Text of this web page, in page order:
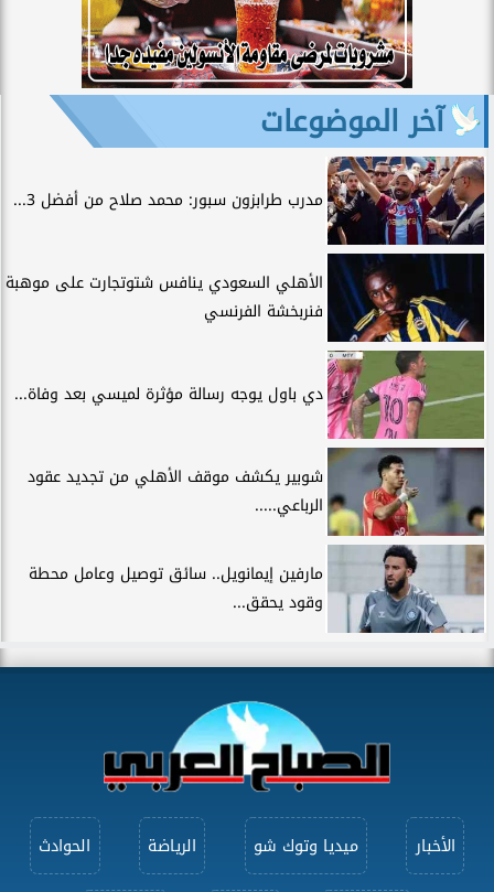
آخر الموضوعات
مدرب طرابزون سبور: محمد صلاح من أفضل 3...
الأهلي السعودي ينافس شتوتجارت على موهبة
فنربخشة الفرنسي
دي باول يوجه رسالة مؤثرة لميسي بعد وفاة...
شوبير يكشف موقف الأهلي من تجديد عقود
الرباعي.....
مارفين إيمانويل.. سائق توصيل وعامل محطة
وقود يحقق...
الأخبار ميديا وتوك شو الرياضة الحوادث